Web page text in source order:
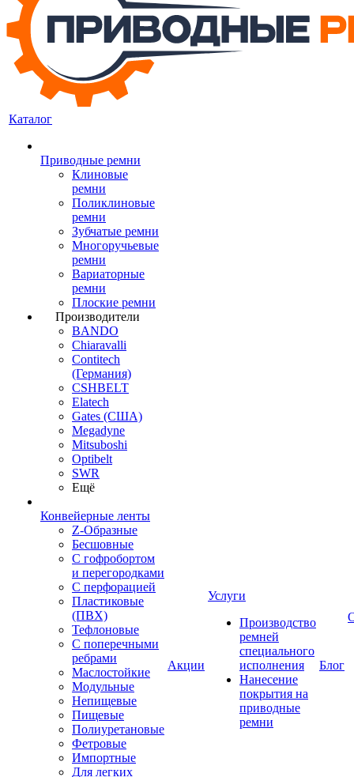
Каталог
Приводные ремни
Клиновые
ремни
Поликлиновые
ремни
Зубчатые ремни
Многоручьевые
ремни
Вариаторные
ремни
Плоские ремни
Производители
BANDO
Chiaravalli
Contitech
(Германия)
CSHBELT
Elatech
Gates (США)
Megadyne
Mitsuboshi
Optibelt
SWR
Ещё
Конвейерные ленты
Z-Образные
Бесшовные
С гофробортом
и перегородками
С перфорацией
Пластиковые
(ПВХ)
Тефлоновые
С поперечными
ребрами
Маслостойкие
Модульные
Непищевые
Пищевые
Полиуретановые
Фетровые
Импортные
Для легких
Акции
Услуги
Производство
ремней
специального
исполнения
Нанесение
покрытия на
приводные
ремни
Блог